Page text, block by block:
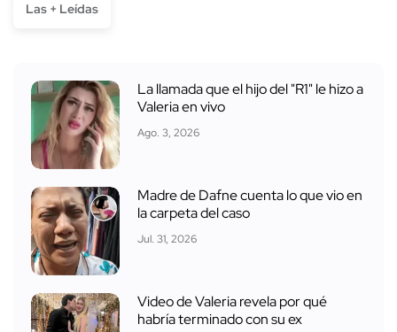
Las + Leídas
La llamada que el hijo del "R1" le hizo a
Valeria en vivo
Ago. 3, 2026
Madre de Dafne cuenta lo que vio en
la carpeta del caso
Jul. 31, 2026
Video de Valeria revela por qué
habría terminado con su ex